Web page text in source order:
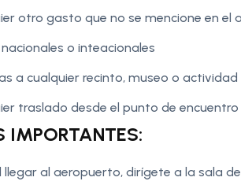
otro gasto que no se mencione en el
o inteacionales
a cualquier recinto, museo o
traslado desde el punto de
IMPORTANTES:
llegar al aeropuerto, dirígete a la sala